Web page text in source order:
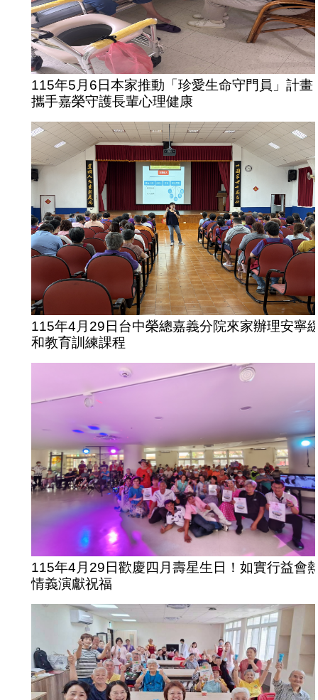
115年5月6日本家推動「珍愛生命守門員」計畫
攜手嘉榮守護長輩心理健康
115年4月29日台中榮總嘉義分院來家辦理安寧
和教育訓練課程
115年4月29日歡慶四月壽星生日！如實行益會
情義演獻祝福